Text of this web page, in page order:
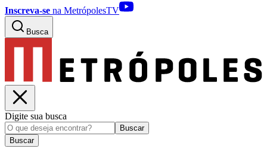
Inscreva-se na MetrópolesTV
Busca
Digite sua busca
Buscar
Buscar